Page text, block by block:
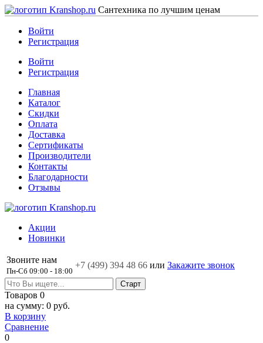
Сантехника по лучшим ценам
Войти
Регистрация
Войти
Регистрация
Главная
Каталог
Скидки
Оплата
Доставка
Сертификаты
Производители
Контакты
Благодарности
Отзывы
Акции
Новинки
Звоните нам
Пн-Сб 09:00 - 18:00
+7 (499) 394 48 66 или Закажите звонок
Товаров 0
на сумму: 0 руб.
В корзину
Сравнение
0